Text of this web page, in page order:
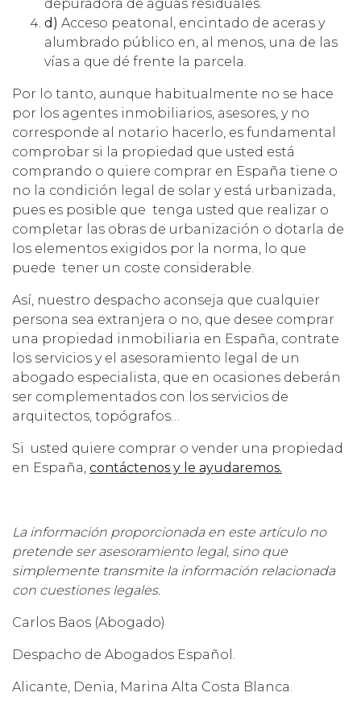
depuradora de aguas residuales.
d) Acceso peatonal, encintado de aceras y
alumbrado público en, al menos, una de las
vías a que dé frente la parcela.
Por lo tanto, aunque habitualmente no se hace
por los agentes inmobiliarios, asesores, y no
corresponde al notario hacerlo, es fundamental
comprobar si la propiedad que usted está
comprando o quiere comprar en España tiene o
no la condición legal de solar y está urbanizada,
pues es posible que tenga usted que realizar o
completar las obras de urbanización o dotarla de
los elementos exigidos por la norma, lo que
puede tener un coste considerable.
Así, nuestro despacho aconseja que cualquier
persona sea extranjera o no, que desee comprar
una propiedad inmobiliaria en España, contrate
los servicios y el asesoramiento legal de un
abogado especialista, que en ocasiones deberán
ser complementados con los servicios de
arquitectos, topógrafos…
Si usted quiere comprar o vender una propiedad
en España, contáctenos y le ayudaremos.
La información proporcionada en este artículo no
pretende ser asesoramiento legal, sino que
simplemente transmite la información relacionada
con cuestiones legales.
Carlos Baos (Abogado)
Despacho de Abogados Español.
Alicante, Denia, Marina Alta Costa Blanca.